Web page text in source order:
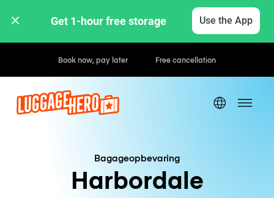
Get 1-hour free storage Use the App
Hourly / Daily Rates
Bagageopbevaring
Harbordale